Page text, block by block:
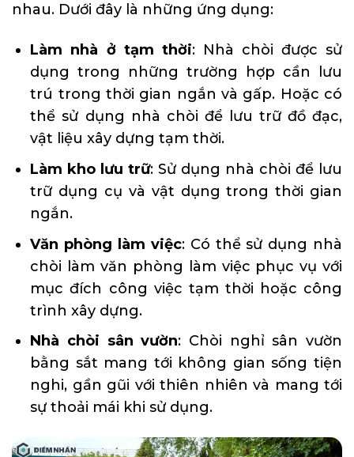
nhau. Dưới đây là những ứng dụng:
Làm nhà ở tạm thời: Nhà chòi được sử
dụng trong những trường hợp cần lưu
trú trong thời gian ngắn và gấp. Hoặc có
thể sử dụng nhà chòi để lưu trữ đồ đạc,
vật liệu xây dựng tạm thời.
Làm kho lưu trữ: Sử dụng nhà chòi để lưu
trữ dụng cụ và vật dụng trong thời gian
ngắn.
Văn phòng làm việc: Có thể sử dụng nhà
chòi làm văn phòng làm việc phục vụ với
mục đích công việc tạm thời hoặc công
trình xây dựng.
Nhà chòi sân vườn: Chòi nghỉ sân vườn
bằng sắt mang tới không gian sống tiện
nghi, gần gũi với thiên nhiên và mang tới
sự thoải mái khi sử dụng.